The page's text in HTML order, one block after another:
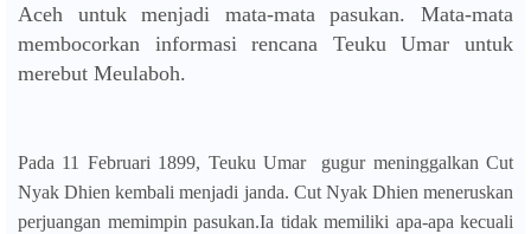
Aceh untuk menjadi mata-mata pasukan. Mata-mata
membocorkan informasi rencana Teuku Umar untuk
merebut Meulaboh.
Pada 11 Februari 1899, Teuku Umar gugur meninggalkan Cut
Nyak Dhien kembali menjadi janda. Cut Nyak Dhien meneruskan
perjuangan memimpin pasukan.Ia tidak memiliki apa-apa kecuali